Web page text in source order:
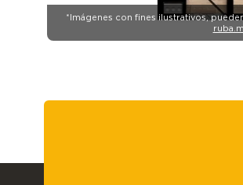
*Imágenes con fines ilustrativos,